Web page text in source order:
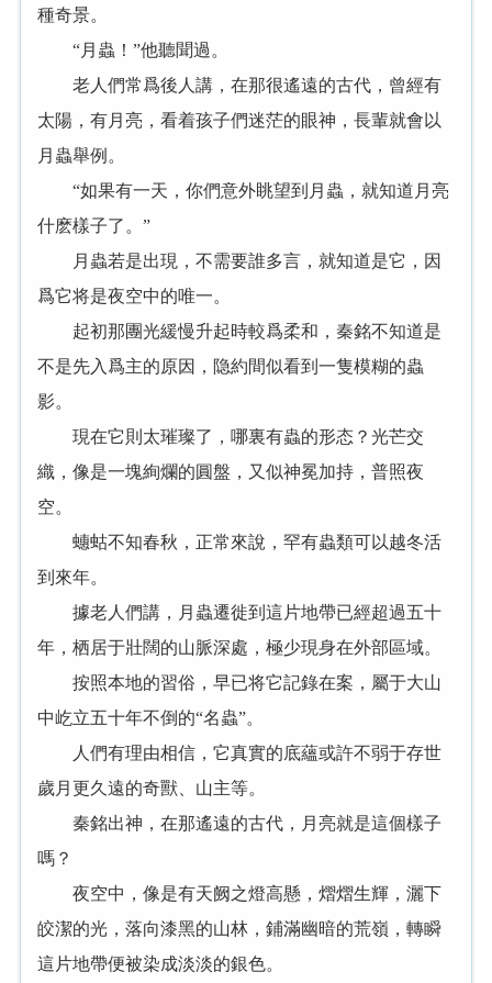
種奇景。
“月蟲！”他聽聞過。
老人們常爲後人講，在那很遙遠的古代，曾經有
太陽，有月亮，看着孩子們迷茫的眼神，長輩就會以
月蟲舉例。
“如果有一天，你們意外眺望到月蟲，就知道月亮
什麽樣子了。”
月蟲若是出現，不需要誰多言，就知道是它，因
爲它将是夜空中的唯一。
起初那團光緩慢升起時較爲柔和，秦銘不知道是
不是先入爲主的原因，隐約間似看到一隻模糊的蟲
影。
現在它則太璀璨了，哪裏有蟲的形态？光芒交
織，像是一塊絢爛的圓盤，又似神冕加持，普照夜
空。
蟪蛄不知春秋，正常來說，罕有蟲類可以越冬活
到來年。
據老人們講，月蟲遷徙到這片地帶已經超過五十
年，栖居于壯闊的山脈深處，極少現身在外部區域。
按照本地的習俗，早已将它記錄在案，屬于大山
中屹立五十年不倒的“名蟲”。
人們有理由相信，它真實的底蘊或許不弱于存世
歲月更久遠的奇獸、山主等。
秦銘出神，在那遙遠的古代，月亮就是這個樣子
嗎？
夜空中，像是有天阙之燈高懸，熠熠生輝，灑下
皎潔的光，落向漆黑的山林，鋪滿幽暗的荒嶺，轉瞬
這片地帶便被染成淡淡的銀色。